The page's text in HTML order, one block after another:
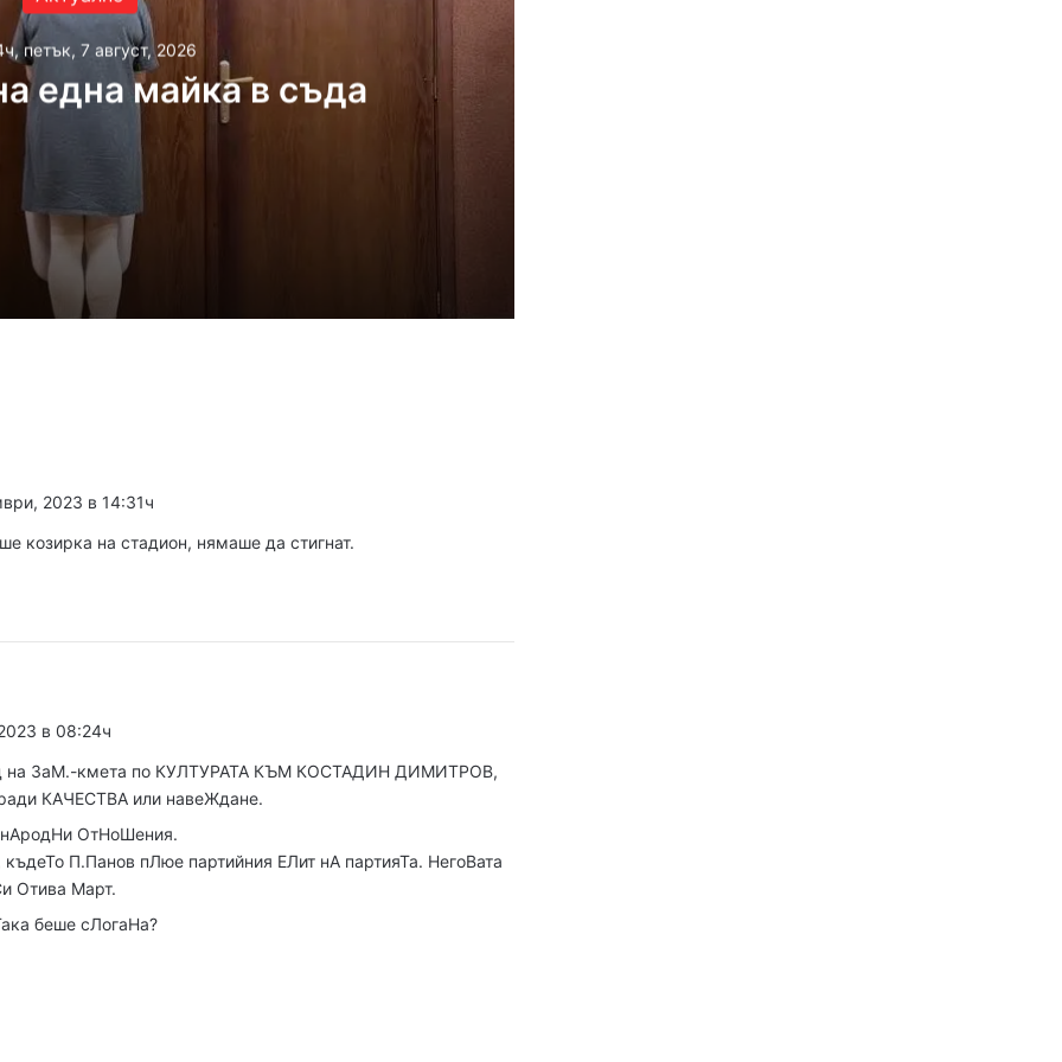
петък, 7 август, 2026
една майка в съда
в съда
в Пловдивско за месец
(07.08– 13.08)
2023 в 14:31ч
козирка на стадион, нямаше да стигнат.
в 08:24ч
на ЗаМ.-кмета по КУЛТУРАТА КЪМ КОСТАДИН ДИМИТРОВ,
КАЧЕСТВА или навеЖдане.
ОтНоШения.
П.Панов пЛюе партийния ЕЛит нА партияТа. НегоВата
Отива Март.
беше сЛогаНа?